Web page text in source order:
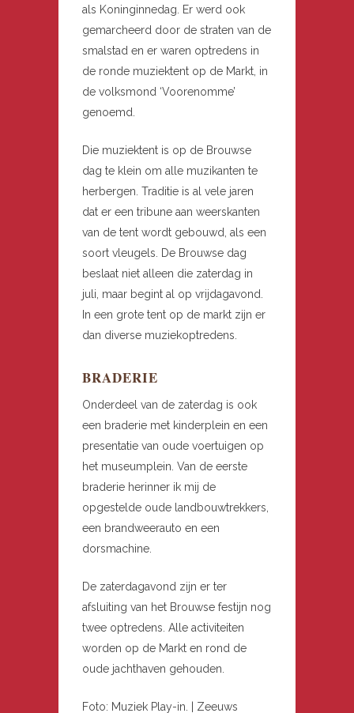
als Koninginnedag. Er werd ook
gemarcheerd door de straten van de
smalstad en er waren optredens in
de ronde muziektent op de Markt, in
de volksmond ‘Voorenomme’
genoemd.
Die muziektent is op de Brouwse
dag te klein om alle muzikanten te
herbergen. Traditie is al vele jaren
dat er een tribune aan weerskanten
van de tent wordt gebouwd, als een
soort vleugels. De Brouwse dag
beslaat niet alleen die zaterdag in
juli, maar begint al op vrijdagavond.
In een grote tent op de markt zijn er
dan diverse muziekoptredens.
BRADERIE
Onderdeel van de zaterdag is ook
een braderie met kinderplein en een
presentatie van oude voertuigen op
het museumplein. Van de eerste
braderie herinner ik mij de
opgestelde oude landbouwtrekkers,
een brandweerauto en een
dorsmachine.
De zaterdagavond zijn er ter
afsluiting van het Brouwse festijn nog
twee optredens. Alle activiteiten
worden op de Markt en rond de
oude jachthaven gehouden.
Foto: Muziek Play-in. | Zeeuws